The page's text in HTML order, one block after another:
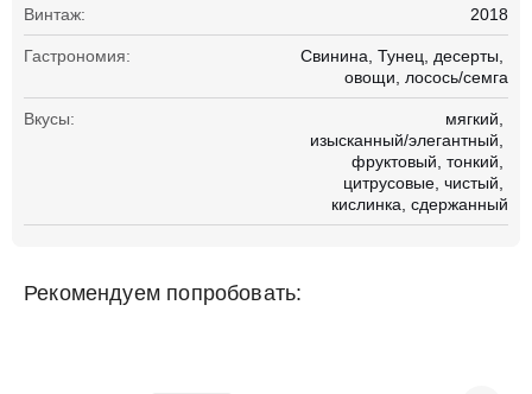
Винтаж: 2018
Гастрономия: Свинина Тунец
десерты
овощи
лосось/семга
Вкусы:
мягкий
изысканный/элегантный
фруктовый тонкий
цитрусовые чистый
кислинка сдержанный
Рекомендуем попробовать: